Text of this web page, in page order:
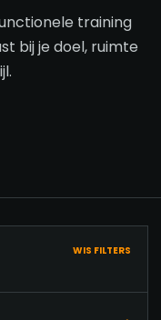
training
bij je doel, ruimte
WIS FILTERS